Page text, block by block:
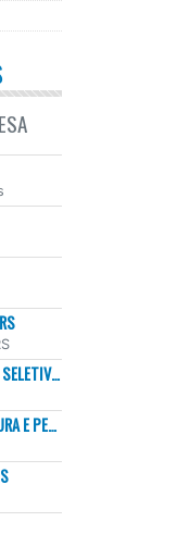
CONCURSOS E PROCESSOS SELETIVOS
MEIO AMBIENTE, AGRICULTURA E PESCA